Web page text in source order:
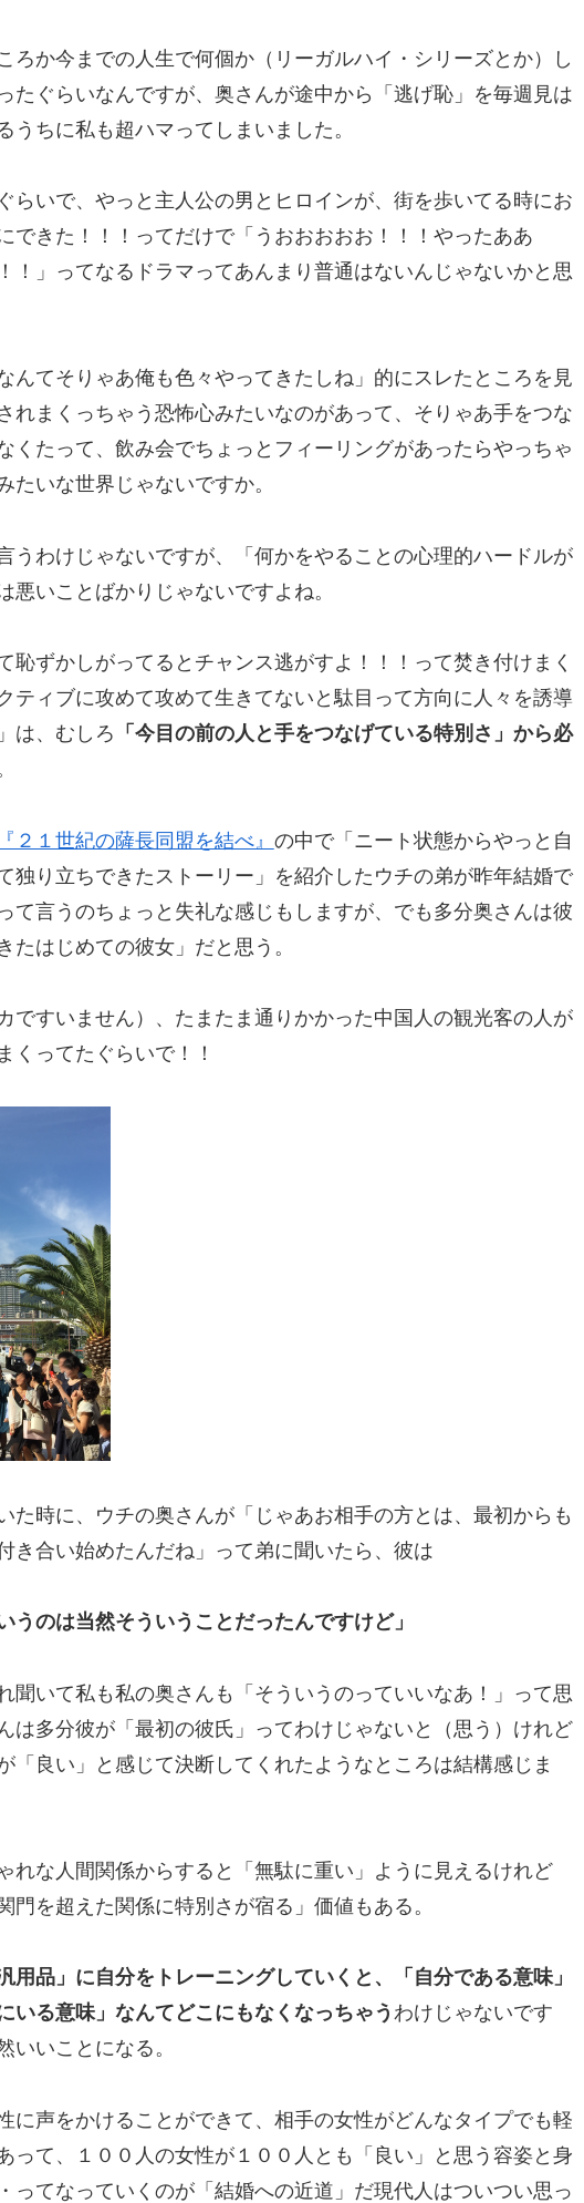
ろか今までの人生で何個か（リーガルハイ・シリーズとか）し
たぐらいなんですが、奥さんが途中から「逃げ恥」を毎週見は
うちに私も超ハマってしまいました。
らいで、やっと主人公の男とヒロインが、街を歩いてる時にお
できた！！！ってだけで「うおおおおお！！！やったああ
！」ってなるドラマってあんまり普通はないんじゃないかと思
んてそりゃあ俺も色々やってきたしね」的にスレたところを見
れまくっちゃう恐怖心みたいなのがあって、そりゃあ手をつな
くたって、飲み会でちょっとフィーリングがあったらやっちゃ
たいな世界じゃないですか。
うわけじゃないですが、「何かをやることの心理的ハードルが
悪いことばかりじゃないですよね。
恥ずかしがってるとチャンス逃がすよ！！！って焚き付けまく
ティブに攻めて攻めて生きてないと駄目って方向に人々を誘導
は、むしろ 「今目の前の人と手をつなげている特別さ」から必
２１世紀の薩長同盟を結べ』 の中で「ニート状態からやっと自
独り立ちできたストーリー」を紹介したウチの弟が昨年結婚で
て言うのちょっと失礼な感じもしますが、でも多分奥さんは彼
たはじめての彼女」だと思う。
ですいません）、たまたま通りかかった中国人の観光客の人が
くってたぐらいで！！
た時に、ウチの奥さんが「じゃあお相手の方とは、最初からも
き合い始めたんだね」って弟に聞いたら、彼は
うのは当然そういうことだったんですけど」
聞いて私も私の奥さんも「そういうのっていいなあ！」って思
は多分彼が「最初の彼氏」ってわけじゃないと（思う）けれど
「良い」と感じて決断してくれたようなところは結構感じま
れな人間関係からすると「無駄に重い」ように見えるけれど
門を超えた関係に特別さが宿る」価値もある。
用品」に自分をトレーニングしていくと、「自分である意味」
いる意味」なんてどこにもなくなっちゃう わけじゃないです
いいことになる。
に声をかけることができて、相手の女性がどんなタイプでも軽
って、１００人の女性が１００人とも「良い」と思う容姿と身
ってなっていくのが「結婚への近道」だ現代人はついつい思っ